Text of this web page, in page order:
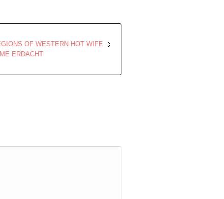
OF WESTERN HOT WIFE
ERDACHT